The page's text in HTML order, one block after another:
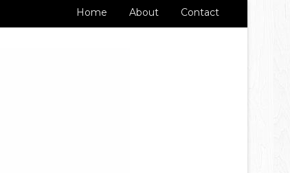
Home About Contact